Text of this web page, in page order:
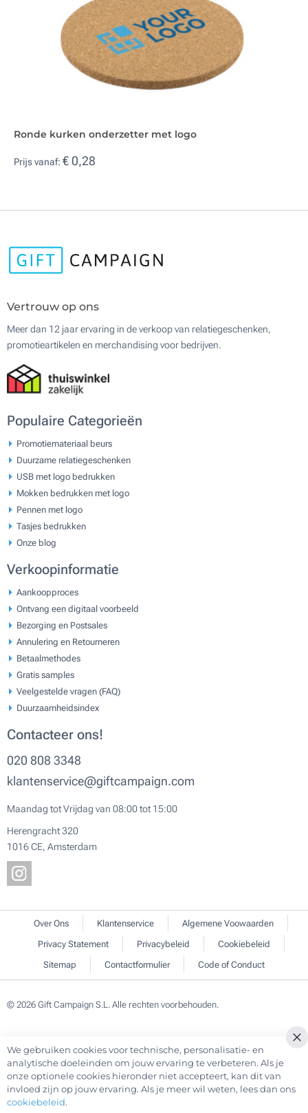
Ronde kurken onderzetter met logo
Prijs vanaf: € 0,28
Vertrouw op ons
Meer dan 12 jaar ervaring in de verkoop van relatiegeschenken,
promotieartikelen en merchandising voor bedrijven.
Populaire Categorieën
Promotiemateriaal beurs
Duurzame relatiegeschenken
USB met logo bedrukken
Mokken bedrukken met logo
Pennen met logo
Tasjes bedrukken
Onze blog
Verkoopinformatie
Aankoopproces
Ontvang een digitaal voorbeeld
Bezorging en Postsales
Annulering en Retourneren
Betaalmethodes
Gratis samples
Veelgestelde vragen (FAQ)
Duurzaamheidsindex
Contacteer ons!
020 808 3348
klantenservice@giftcampaign.com
Maandag tot Vrijdag van 08:00 tot 15:00
Herengracht 320
1016 CE, Amsterdam
Over Ons Klantenservice
Algemene Voowaarden
Privacy Statement
Privacybeleid
Cookiebeleid
Sitemap
Contactformulier Code of Conduct
© 2026 Gift Campaign S.L. Alle rechten voorbehouden.
We gebruiken cookies voor technische, personalisatie- en
analytische doeleinden om jouw ervaring te verbeteren. Als je
onze optionele cookies hieronder niet accepteert, kan dit van
invloed zijn op jouw ervaring. Als je meer wil weten, lees dan ons
cookiebeleid.